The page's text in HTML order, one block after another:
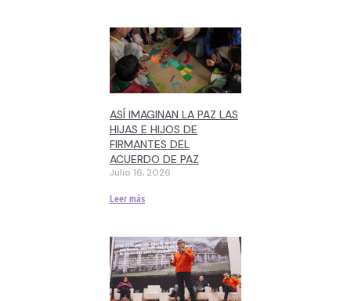
ASÍ IMAGINAN LA PAZ LAS
HIJAS E HIJOS DE
FIRMANTES DEL
ACUERDO DE PAZ
Julio 16, 2026
Leer más